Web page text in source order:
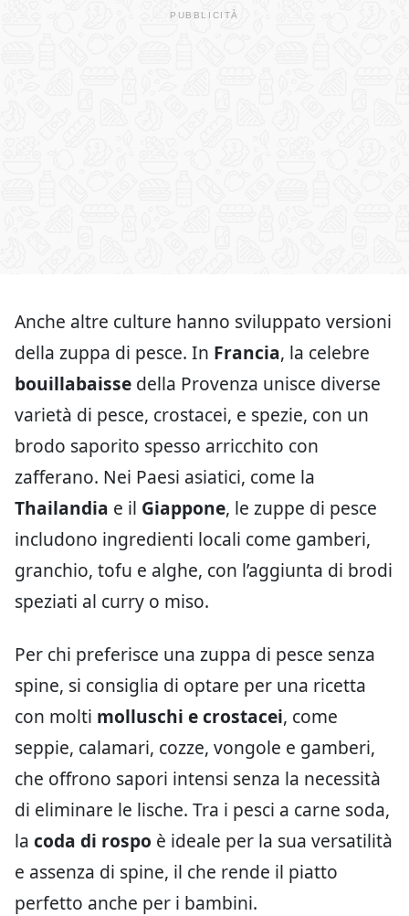
Anche altre culture hanno sviluppato versioni
della zuppa di pesce. In Francia, la celebre
bouillabaisse della Provenza unisce diverse
varietà di pesce, crostacei, e spezie, con un
brodo saporito spesso arricchito con
zafferano. Nei Paesi asiatici, come la
Thailandia e il Giappone, le zuppe di pesce
includono ingredienti locali come gamberi,
granchio, tofu e alghe, con l’aggiunta di brodi
speziati al curry o miso.
Per chi preferisce una zuppa di pesce senza
spine, si consiglia di optare per una ricetta
con molti molluschi e crostacei, come
seppie, calamari, cozze, vongole e gamberi,
che offrono sapori intensi senza la necessità
di eliminare le lische. Tra i pesci a carne soda,
la coda di rospo è ideale per la sua versatilità
e assenza di spine, il che rende il piatto
perfetto anche per i bambini.